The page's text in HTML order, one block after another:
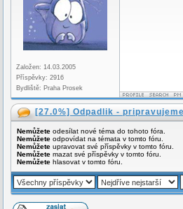
Založen: 14.03.2005
Příspěvky: 2916
Bydliště: Praha Prosek
[27.0%] Odpadlik -
Nemůžete odesílat nové téma do tohoto fóra.
Nemůžete odpovídat na témata v tomto fóru.
Nemůžete upravovat své příspěvky v tomto fóru.
Nemůžete mazat své příspěvky v tomto fóru.
Nemůžete hlasovat v tomto fóru.